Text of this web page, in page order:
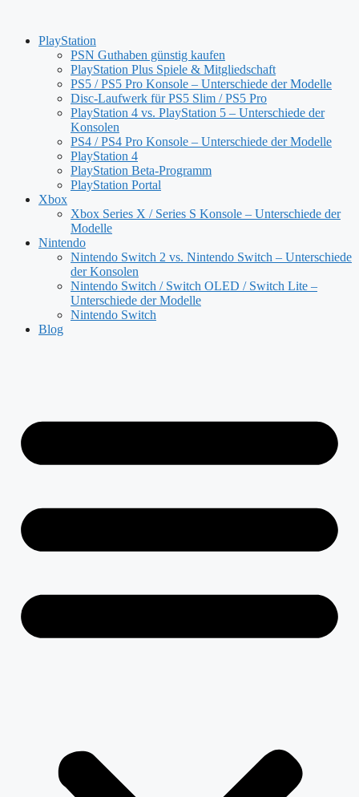
springenPlayStation
PSN Guthaben günstig kaufen
PlayStation Plus Spiele & Mitgliedschaft
PS5 / PS5 Pro Konsole – Unterschiede der Modelle
Disc-Laufwerk für PS5 Slim / PS5 Pro
PlayStation 4 vs. PlayStation 5 – Unterschiede der
Konsolen
PS4 / PS4 Pro Konsole – Unterschiede der Modelle
PlayStation 4
PlayStation Beta-Programm
PlayStation Portal
Xbox
Xbox Series X / Series S Konsole – Unterschiede der
Modelle
Nintendo
Nintendo Switch 2 vs. Nintendo Switch – Unterschiede
der Konsolen
Nintendo Switch / Switch OLED / Switch Lite –
Unterschiede der Modelle
Nintendo Switch
Blog